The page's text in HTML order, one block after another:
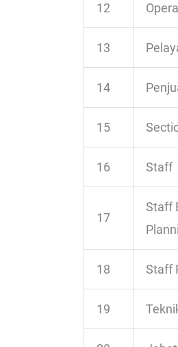
12
13
14
15
16 Staff
17
Staff
18 Staff
19